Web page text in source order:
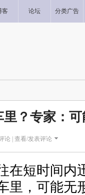
客 论坛 分类广告
？专家：
论 | 查看/发表评论
在短时间内
里，可能无